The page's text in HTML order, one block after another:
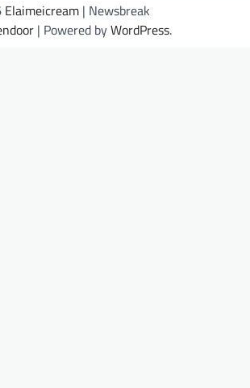
Elaimeicream | Newsbreak
| Powered byWordPress.